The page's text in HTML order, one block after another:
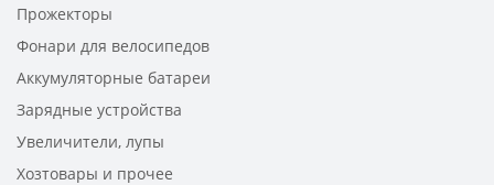
Прожекторы
Фонари для велосипедов
Аккумуляторные батареи
Зарядные устройства
Увеличители, лупы
Хозтовары и прочее